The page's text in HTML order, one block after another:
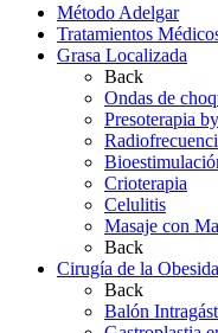
Método Adelgar
Tratamientos
Grasa Localizada
Back
Ondas de
Presoterapia
Crioterapia
Celulitis
Masaje con
Back
Cirugía de la
Back
Balón